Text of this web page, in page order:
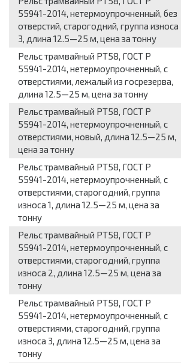
55941-2014, нетермоупрочненный, без
отверстий, старогодний, группа износа
3, длина 12.5—25 м, цена за тонну
Рельс трамвайный РТ58, ГОСТ Р
55941-2014, нетермоупрочненный, с
отверстиями, лежалый из госрезерва,
длина 12.5—25 м, цена за тонну
Рельс трамвайный РТ58, ГОСТ Р
55941-2014, нетермоупрочненный, с
отверстиями, новый, длина 12.5—25 м,
цена за тонну
Рельс трамвайный РТ58, ГОСТ Р
55941-2014, нетермоупрочненный, с
отверстиями, старогодний, группа
износа 1, длина 12.5—25 м, цена за
тонну
Рельс трамвайный РТ58, ГОСТ Р
55941-2014, нетермоупрочненный, с
отверстиями, старогодний, группа
износа 2, длина 12.5—25 м, цена за
тонну
Рельс трамвайный РТ58, ГОСТ Р
55941-2014, нетермоупрочненный, с
отверстиями, старогодний, группа
износа 3, длина 12.5—25 м, цена за
тонну